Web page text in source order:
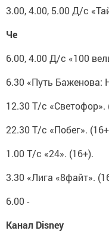
3.00, 4.00, 5.00 Д/с
Че
6.00, 4.00 Д/с «100
6.30 «Путь Баженова:
12.30 Т/с «Светофор».
22.30 Т/с «Побег».
1.00 Т/с «24». (16+).
3.30 «Лига «8файт».
6.00 -
Канал Disney